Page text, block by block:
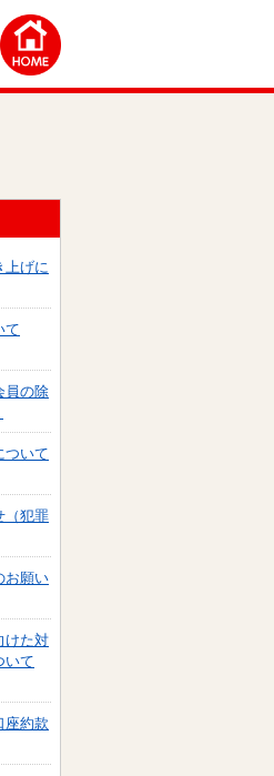
上げに
て
員の除
ついて
（犯罪
お願い
けた対
いて
座約款